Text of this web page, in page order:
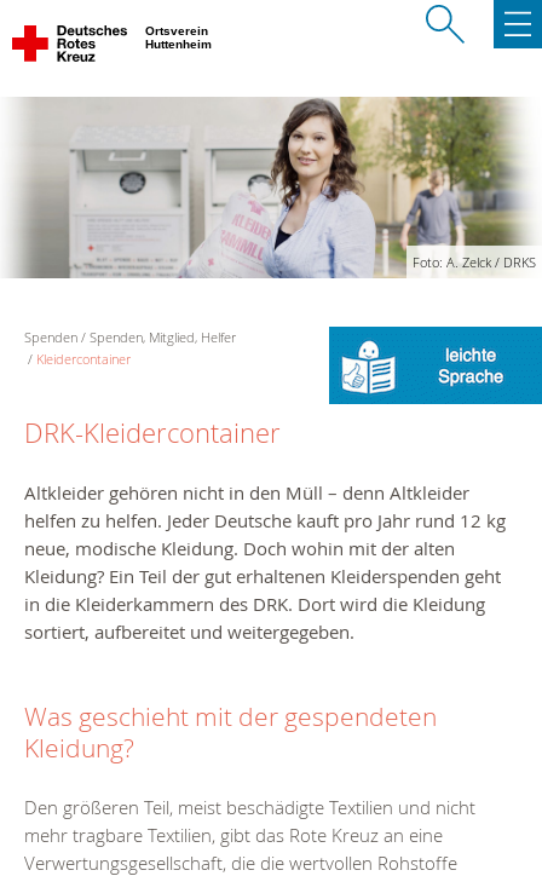
Ortsverein
Huttenheim
Foto: A. Zelck / DRKS
Spenden
Spenden, Mitglied, Helfer
Kleidercontainer
DRK-Kleidercontainer
Altkleider gehören nicht in den Müll – denn Altkleider
helfen zu helfen. Jeder Deutsche kauft pro Jahr rund 12 kg
neue, modische Kleidung. Doch wohin mit der alten
Kleidung? Ein Teil der gut erhaltenen Kleiderspenden geht
in die Kleiderkammern des DRK. Dort wird die Kleidung
sortiert, aufbereitet und weitergegeben.
Was geschieht mit der gespendeten
Kleidung?
Den größeren Teil, meist beschädigte Textilien und nicht
mehr tragbare Textilien, gibt das Rote Kreuz an eine
Verwertungsgesellschaft, die die wertvollen Rohstoffe